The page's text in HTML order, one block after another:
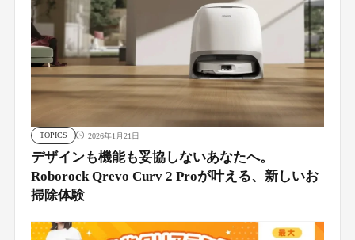
TOPICS 2026年1月21日
デザインも機能も妥協しないあなたへ。
Roborock Qrevo Curv 2 Proが叶える、新しいお
掃除体験